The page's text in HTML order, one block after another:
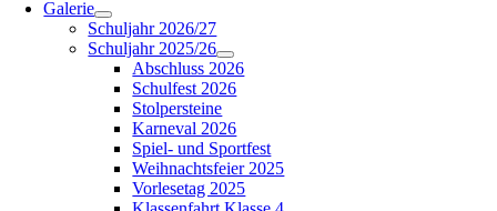
Galerie
Schuljahr 2026/27
Schuljahr 2025/26
Abschluss 2026
Schulfest 2026
Stolpersteine
Karneval 2026
Spiel- und Sportfest
Weihnachtsfeier 2025
Vorlesetag 2025